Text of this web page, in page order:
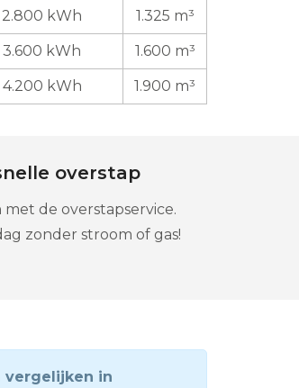
2.800 kWh 1.325 m³
3.600 kWh 1.600 m³
4.200 kWh 1.900 m³
overstap
met de overstapservice.
zonder stroom of gas!
vergelijken in